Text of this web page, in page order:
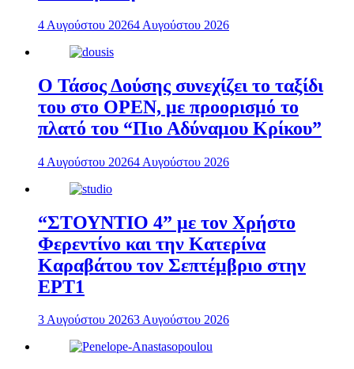
4 Αυγούστου 20264 Αυγούστου 2026
Ο Τάσος Δούσης συνεχίζει το ταξίδι
του στο OPEN, με προορισμό το
πλατό του “Πιο Αδύναμου Κρίκου”
4 Αυγούστου 20264 Αυγούστου 2026
“ΣΤΟΥΝΤΙΟ 4” με τον Χρήστο
Φερεντίνο και την Κατερίνα
Καραβάτου τον Σεπτέμβριο στην
ΕΡΤ1
3 Αυγούστου 20263 Αυγούστου 2026